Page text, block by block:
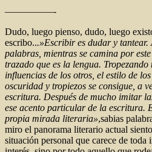
—————-
Dudo, luego pienso, dudo, luego
escribo...»Escribir es dudar y
palabras, mientras se camina por
trazado que es la lengua.
influencias de los otros, el estilo de
oscuridad y tropiezos se consigue, a
escritura. Después de mucho imitar
ese acento particular de la escritura.
propia mirada literaria»,sabias
miro el panorama literario actual
situación personal que carece de toda